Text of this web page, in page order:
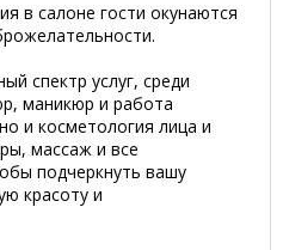
в салоне гости окунаются
спектр услуг, среди
маникюр и работа
и косметология лица и
массаж и все
подчеркнуть вашу
красоту и